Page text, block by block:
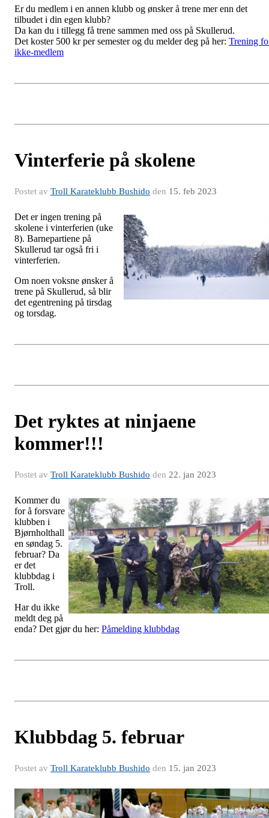
Er du medlem i en annen klubb og ønsker å trene mer enn det
tilbudet i din egen klubb?
Da kan du i tillegg få trene sammen med oss på Skullerud.
Det koster 500 kr per semester og du melder deg på her: Trening
ikke-medlem
Vinterferie på skolene
Postet av Troll Karateklubb Bushido den 15. feb 2023
Det er ingen trening på
skolene i vinterferien (uke
8). Barnepartiene på
Skullerud tar også fri i
vinterferien.
Om noen voksne ønsker å
trene på Skullerud, så blir
det egentrening på tirsdag
og torsdag.
Det ryktes at ninjaene
kommer!!!
Postet av Troll Karateklubb Bushido den 22. jan 2023
Kommer du
for å forsvare
klubben i
Bjørnholthall
en søndag 5.
februar? Da
er det
klubbdag i
Troll.
Har du ikke
meldt deg på
enda? Det gjør du her: Påmelding klubbdag
Klubbdag 5. februar
Postet av Troll Karateklubb Bushido den 15. jan 2023